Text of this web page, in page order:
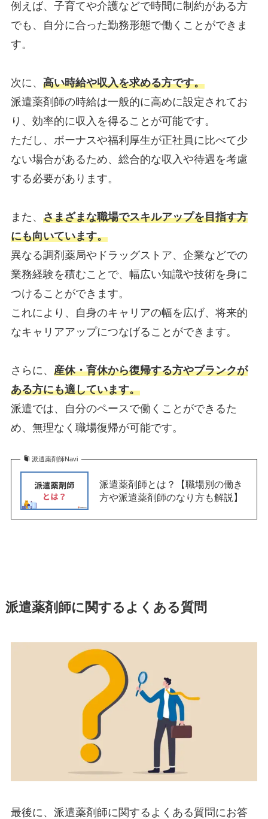
例えば、子育てや介護などで時間に制約がある方
でも、自分に合った勤務形態で働くことができま
す。
次に、 高い時給や収入を求める方です。
派遣薬剤師の時給は一般的に高めに設定されてお
り、効率的に収入を得ることが可能です。
ただし、ボーナスや福利厚生が正社員に比べて少
ない場合があるため、総合的な収入や待遇を考慮
する必要があります。
また、 さまざまな職場でスキルアップを目指す方
にも向いています。
異なる調剤薬局やドラッグストア、企業などでの
業務経験を積むことで、幅広い知識や技術を身に
つけることができます。
これにより、自身のキャリアの幅を広げ、将来的
なキャリアアップにつなげることができます。
さらに、 産休・育休から復帰する方やブランクが
ある方にも適しています。
派遣では、自分のペースで働くことができるた
め、無理なく職場復帰が可能です。
派遣薬剤師Navi
派遣薬剤師とは？【職場別の働き
方や派遣薬剤師のなり方も解説】
派遣薬剤師に関するよくある質問
最後に、派遣薬剤師に関するよくある質問にお答